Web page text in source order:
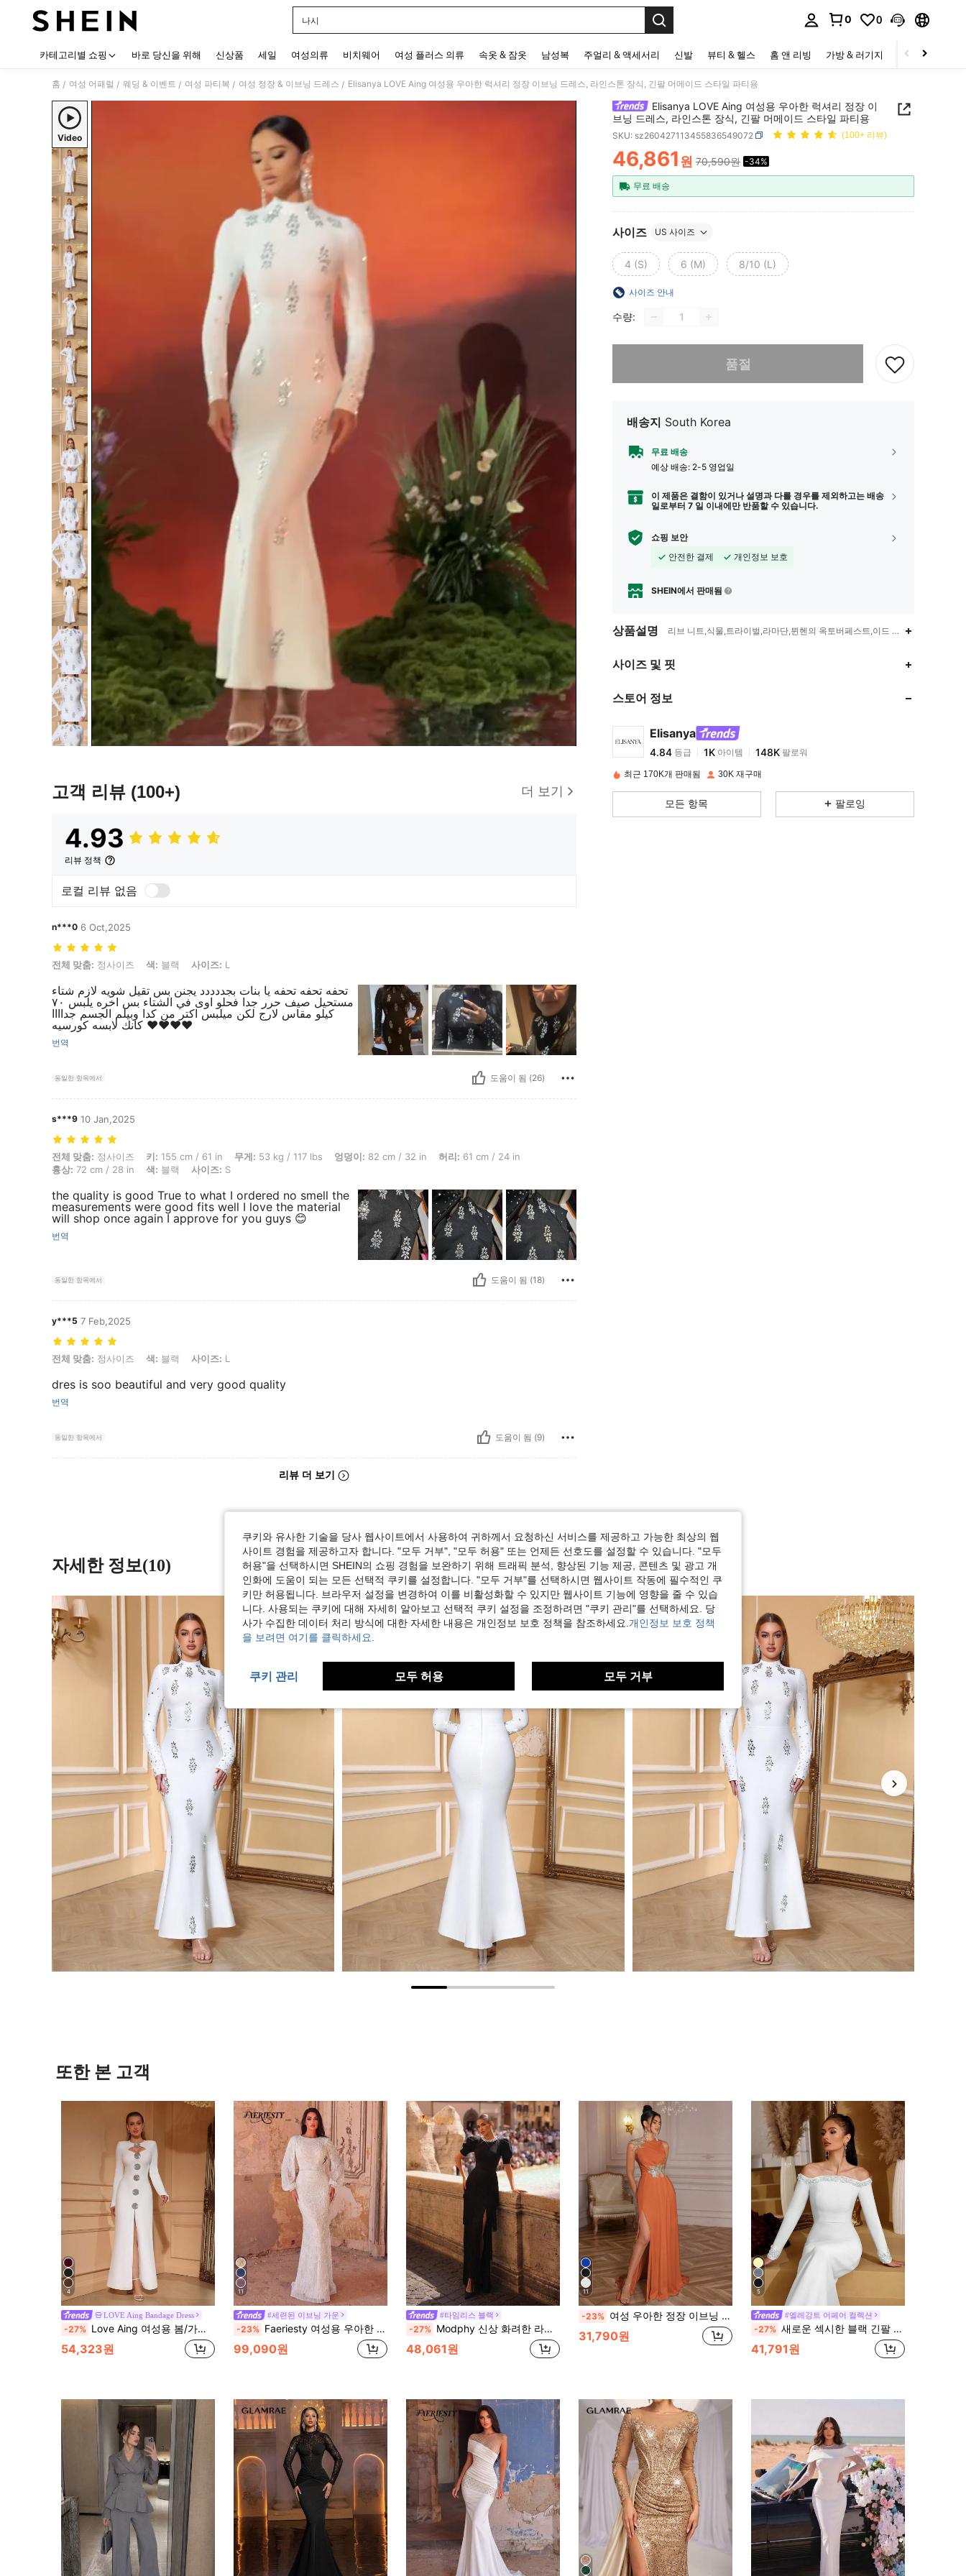
나시
0 0
카테고리별 쇼핑 바로 당신을 위해 신상품 세일 여성의류 비치웨어 여성 플러스 의류 속옷 & 잠옷 남성복 주얼리 & 액세서리 신발 뷰티 & 헬스 홈 앤 리빙 가방 & 러기지 스포츠 & 아웃
홈 / 여성 어패럴 / 웨딩 & 이벤트 / 여성 파티복 / 여성 정장 & 이브닝 드레스 / Elisanya LOVE Aing 여성용 우아한 럭셔리 정장 이브닝 드레스, 라인스톤 장식, 긴팔 머메이드 스타일 파티용
Video
고객 리뷰 (100+) 더 보기
4.93
리뷰 정책
로컬 리뷰 없음
n***0 6 Oct,2025
전체 맞춤: 정사이즈, 색: 블랙, 사이즈: L
전체 맞춤: 정사이즈 색: 블랙 사이즈: L
تحفه تحفه تحفه يا بنات بجددددد يجنن بس تقيل شويه لازم شتاء
مستحيل صيف حرر جدا فحلو اوى في الشتاء بس اخره يلبس ٧٠
كيلو مقاس لارج لكن ميلبس اكتر من كدا وبيلم الجسم جداااا
كانك لابسه كورسيه ❤️❤️❤️❤️
번역
동일한 항목에서 도움이 됨 (26)
s***9 10 Jan,2025
전체 맞춤: 정사이즈, 키: 155 cm / 61 in, 무게: 53 kg / 117 lbs, 엉덩이: 82 cm / 32 in, 허리: 61 cm / 24 in, 흉상: 72 cm / 28 in, 색: 블랙, 사이즈: S
전체 맞춤: 정사이즈 키: 155 cm / 61 in 무게: 53 kg / 117 lbs 엉덩이: 82 cm / 32 in 허리: 61 cm / 24 in
흉상: 72 cm / 28 in 색: 블랙 사이즈: S
the quality is good True to what I ordered no smell the
measurements were good fits well I love the material
will shop once again I approve for you guys 😊
번역
동일한 항목에서 도움이 됨 (18)
y***5 7 Feb,2025
전체 맞춤: 정사이즈, 색: 블랙, 사이즈: L
전체 맞춤: 정사이즈 색: 블랙 사이즈: L
dres is soo beautiful and very good quality
번역
동일한 항목에서 도움이 됨 (9)
리뷰 더 보기
Elisanya LOVE Aing 여성용 우아한 럭셔리 정장 이
브닝 드레스, 라인스톤 장식, 긴팔 머메이드 스타일 파티용
SKU: sz260427113455836549072 (100+ 리뷰)
PRICE AND AVAILABILITY
46,861원 70,590원 -34%
무료 배송
사이즈 US 사이즈
4 (S) 6 (M) 8/10 (L)
사이즈 안내
수량:
품절
배송지 South Korea
무료 배송
예상 배송: 2-5 영업일
이 제품은 결함이 있거나 설명과 다를 경우를 제외하고는 배송
일로부터 7 일 이내에만 반품할 수 있습니다.
쇼핑 보안
안전한 결제
개인정보 보호
SHEIN에서 판매됨
상품설명 리브 니트,식물,트라이벌,라마단,뮌헨의 옥토버페스트,이드 알피트르,카니발,
사이즈 및 핏
스토어 정보
Elisanya
4.84
4.84 등급 1K아이템
m***t 이(가)하루 전에지불됨
최근 170K개 판매됨 30K 재구매
모든 항목 팔로잉
자세한 정보(10)
또한 본 고객
4
LOVE Aing Bandage Dress
-27% Love Aing 여성용 봄/가을/겨울 반짝이는 1피스 몰드 라운드 넥 홀로우 긴팔 반짝이 라인스톤 패션 섹시 블랙 포멀 새해 파티 화이트
54,323원
11
#세련된 이브닝 가운
-23% Faeriesty 여성용 우아한 긴팔 시퀸 머메이드 이브닝 드레스 - 정교한 크리스탈 자수, 전체 반짝이는 디테일, 피팅 플레어 실루엣 가을
99,090원
#타임리스 블랙
-27% Modphy 신상 화려한 라인스톤 장식 섹시한 오프숄더 슬림핏 밴디지 드레스, 우아한 여성용 포멀 이브닝 가운 파티 웨딩용 블랙
48,061원
11
-23% 여성 우아한 정장 이브닝 드레스, 높은 슬릿과 3D 아플리케, 고급 품질, 파티 드레스, 웨딩 게스트 드레스, 봄가을 이브닝 드레스
31,790원
5
#엘레강트 어페어 컬렉션
-27% 새로운 섹시한 블랙 긴팔 오프숄더 핸드메이드 비즈 다이아몬드 장식 바디콘 드레스, 게스트 생일 파티 휴일 볼 정장 이브닝 드레스 가을용
41,791원
쿠키와 유사한 기술을 당사 웹사이트에서 사용하여 귀하께서 요청하신 서비스를 제공하고 가능한 최상의 웹
사이트 경험을 제공하고자 합니다. "모두 거부", "모두 허용" 또는 언제든 선호도를 설정할 수 있습니다. "모두
허용"을 선택하시면 SHEIN의 쇼핑 경험을 보완하기 위해 트래픽 분석, 향상된 기능 제공, 콘텐츠 및 광고 개
인화에 도움이 되는 모든 선택적 쿠키를 설정합니다. "모두 거부"를 선택하시면 웹사이트 작동에 필수적인 쿠
키만 허용됩니다. 브라우저 설정을 변경하여 이를 비활성화할 수 있지만 웹사이트 기능에 영향을 줄 수 있습
니다. 사용되는 쿠키에 대해 자세히 알아보고 선택적 쿠키 설정을 조정하려면 "쿠키 관리"를 선택하세요. 당
사가 수집한 데이터 처리 방식에 대한 자세한 내용은 개인정보 보호 정책을 참조하세요. 개인정보 보호 정책
을 보려면 여기를 클릭하세요.
쿠키 관리 모두 허용 모두 거부